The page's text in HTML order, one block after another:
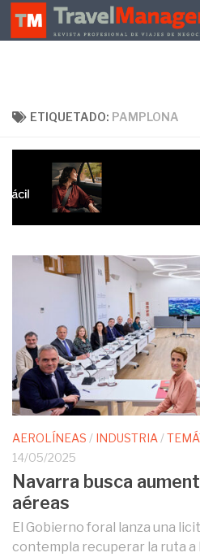
Debajo del contenido
ETIQUETADO: PAMPLONA
AEROLÍNEAS / INDUSTRIA /
14/05/2025
Navarra busca
aéreas
El Gobierno foral lanza una
contempla recuperar la ruta a